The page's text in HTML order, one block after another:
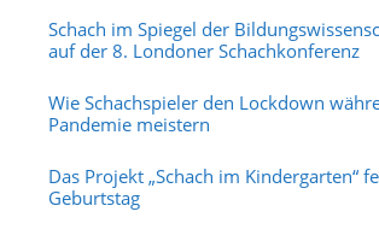
Schach im Spiegel der
auf der 8. Londoner Schachkonferenz
Wie Schachspieler den Lockdown
Pandemie meistern
Das Projekt „Schach im Kindergarten“
Geburtstag